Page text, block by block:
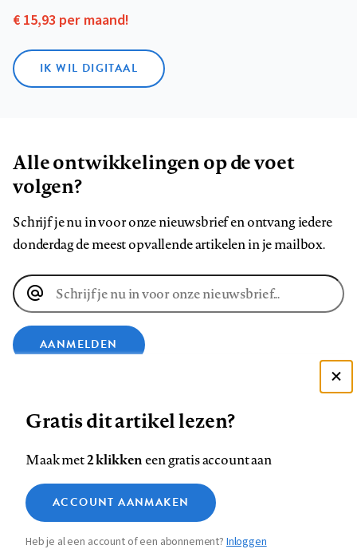
€ 15,93 per maand!
IK WIL DIGITAAL
Alle ontwikkelingen op de voet
volgen?
Schrijf je nu in voor onze nieuwsbrief en ontvang iedere
donderdag de meest opvallende artikelen in je mailbox.
E-
mailadres
AANMELDEN
op
Facebook
op
LinkedIn
op
Bluesky
ons
op
InstagramYouTube
Footer
Contact Colofon Disclaimer Privacy
Medische vragen verdienen
betrouwbare antwoorden
Zie onze cookie policy
Analytische cookies
Marketing cookies
Gratis dit artikel lezen?
Maak met2 klikkeneen gratis account aan
ACCOUNT AANMAKEN
Heb je al een account of een abonnement?Inloggen